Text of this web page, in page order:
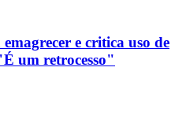
e critica uso de
um retrocesso"